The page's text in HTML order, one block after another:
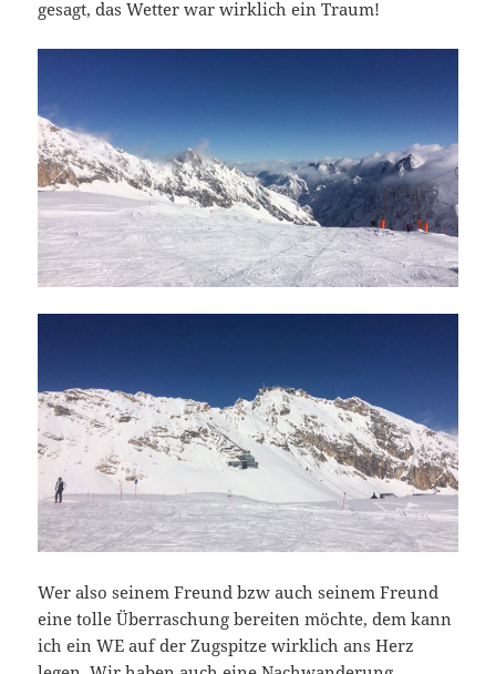
gesagt, das Wetter war wirklich ein Traum!
Wer also seinem Freund bzw auch seinem Freund
eine tolle Überraschung bereiten möchte, dem kann
ich ein WE auf der Zugspitze wirklich ans Herz